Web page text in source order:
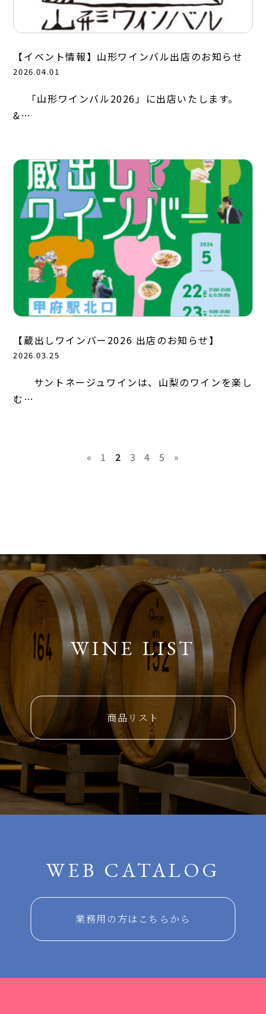
【イベント情報】山形ワインバル出店のお知らせ
2026.04.01
「山形ワインバル2026」に出店いたします。
&…
【蔵出しワインバー2026 出店のお知らせ】
2026.03.25
サントネージュワインは、山梨のワインを楽し
む…
« 1 2 3 4 5 »
WINE LIST
商品リスト
WEB CATALOG
業務用の方はこちらから